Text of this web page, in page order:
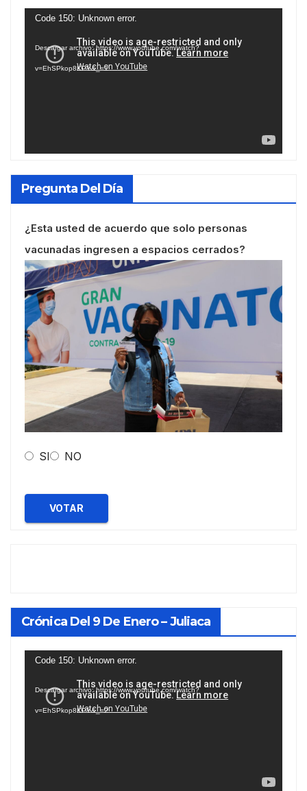
Reproductor
vídeo
Code 150: Unknown error.
Descargar archivo: https://www.youtube.com/watch?
v=EhSPkop8KPY&_=1
Pregunta Del Día
¿Esta usted de acuerdo que solo personas
vacunadas ingresen a espacios cerrados?
SI NO
VOTAR
Crónica Del 9 De Enero – Juliaca
Reproductor
vídeo
Code 150: Unknown error.
Descargar archivo: https://www.youtube.com/watch?
v=EhSPkop8KPY&_=2